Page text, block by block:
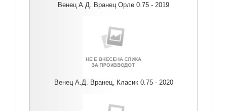
Венец А.Д. Вранец Орле 0.75 - 2019
Венец А.Д. Вранец, Класик 0.75 - 2020